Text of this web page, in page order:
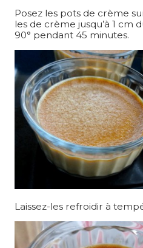
Posez les pots de crème
les de crème jusqu’à 1 cm
90° pendant 45 minutes.
Laissez-les refroidir à